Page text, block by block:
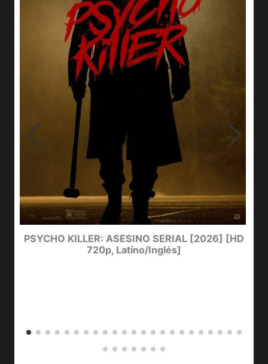
PSYCHO KILLER: ASESINO SERIAL [2026] [HD
720p, Latino/Inglés]